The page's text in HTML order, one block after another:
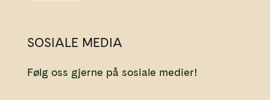
SOSIALE MEDIA
Følg oss gjerne på sosiale medier!